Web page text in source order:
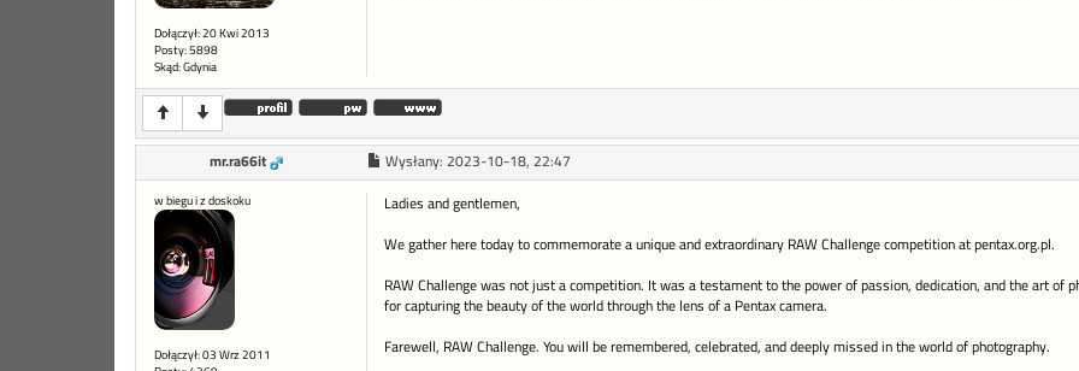
Dołączył: 20 Kwi 2013
Posty: 5898
Skąd: Gdynia
mr.ra66it Wysłany: 2023-10-18, 22:47
w biegu i z doskoku
Dołączył: 03 Wrz 2011
Ladies and gentlemen,
We gather here today to commemorate a unique and extraordinary RAW Challenge competition at pentax.org.pl.
RAW Challenge was not just a competition. It was a testament to the power of passion, dedication, and the art of
for capturing the beauty of the world through the lens of a Pentax camera.
Farewell, RAW Challenge. You will be remembered, celebrated, and deeply missed in the world of photography.